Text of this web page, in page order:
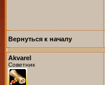
Вернуться к началу
Akvarel
Советник